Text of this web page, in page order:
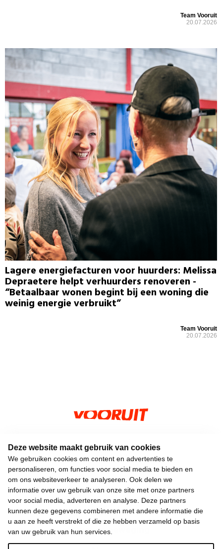
Deze website maakt gebruik van cookies
We gebruiken cookies om content en advertenties te
personaliseren, om functies voor social media te bieden en
om ons websiteverkeer te analyseren. Ook delen we
informatie over uw gebruik van onze site met onze partners
voor social media, adverteren en analyse. Deze partners
kunnen deze gegevens combineren met andere informatie die
u aan ze heeft verstrekt of die ze hebben verzameld op basis
van uw gebruik van hun services.
Team Vooruit
20.07.2026
Lagere energiefacturen voor huurders: Melissa
Depraetere helpt verhuurders renoveren -
“Betaalbaar wonen begint bij een woning die
weinig energie verbruikt”
Team Vooruit
20.07.2026
Keizerslaan 13
1000 Brussel
02 552 02 00
hallo@vooruit.org
Snel
Over de beweging